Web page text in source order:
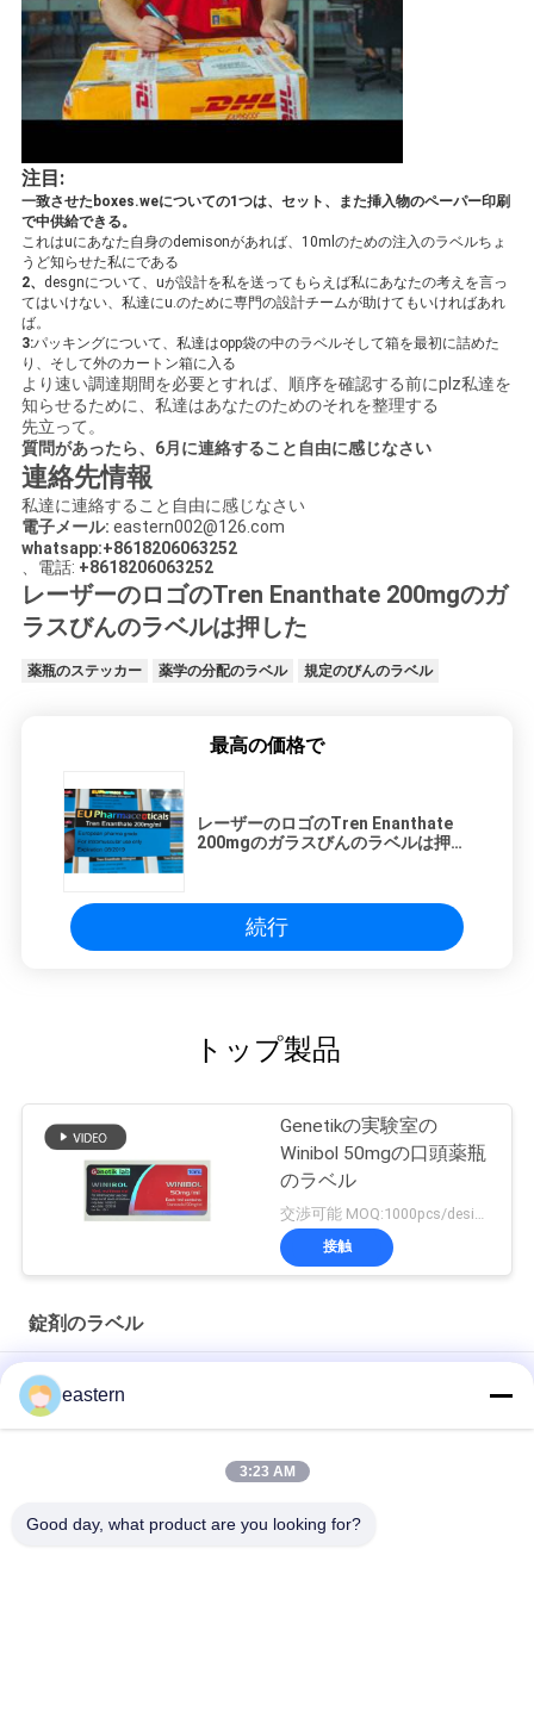
注目:
一致させたboxes.weについての1つは、セット、また挿入物のペーパー印刷
で中供給できる。
これはuにあなた自身のdemisonがあれば、10mlのための注入のラベルちょ
うど知らせた私にである
2、 desgnについて、uが設計を私を送ってもらえば私にあなたの考えを言っ
てはいけない、私達にu.のために専門の設計チームが助けてもいければあれ
ば。
3:パッキングについて、私達はopp袋の中のラベルそして箱を最初に詰めた
り、そして外のカートン箱に入る
より速い調達期間を必要とすれば、順序を確認する前にplz私達を
知らせるために、私達はあなたのためのそれを整理する
先立って。
質問があったら、6月に連絡すること自由に感じなさい
連絡先情報
私達に連絡すること自由に感じなさい
電子メール: eastern002@126.com
whatsapp:+8618206063252
、電話: +8618206063252
レーザーのロゴのTren Enanthate 200mgのガ
ラスびんのラベルは押した
薬瓶のステッカー 薬学の分配のラベル 規定のびんのラベル
最高の価格で
レーザーのロゴのTren Enanthate
200mgのガラスびんのラベルは押し
続行
トップ製品
Genetikの実験室の
Winibol 50mgの口頭薬瓶
のラベル
接触
錠剤のラベル
シアリス タダラフィル 100mg 経口用ラベル
SS-31 強い粘着剤 ペンチド 錠剤 錠剤
光沢のあるBiomexの実験室のアーカイブ同化カスタマイズされ
eastern
3:23 AM
Good day, what product are you looking for?